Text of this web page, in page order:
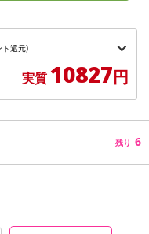
ト還元)
実質 10827円
残り 6